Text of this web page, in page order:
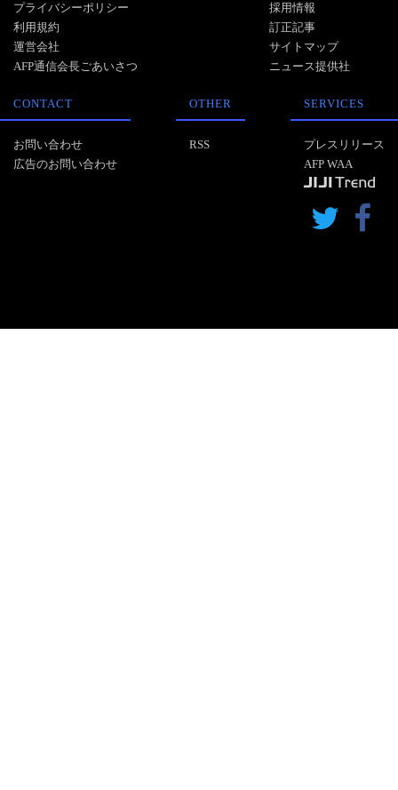
プライバシーポリシー
利用規約
運営会社
AFP通信会長ごあいさつ
採用情報
訂正記事
サイトマップ
ニュース提供社
CONTACT
お問い合わせ
広告のお問い合わせ
OTHER
RSS
SERVICES
プレスリリース
AFP WAA